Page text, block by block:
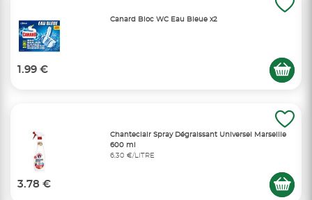
Canard Bloc WC Eau Bleue x2
1.99 €
Chanteclair Spray Dégraissant Universel Marseille
600 ml
6,30 €/LITRE
3.78 €